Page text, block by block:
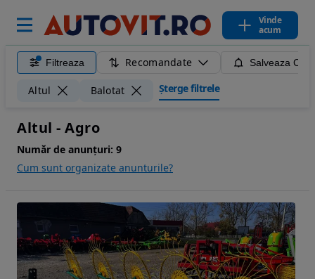
Vinde
acum
Filtreaza Recomandate Salveaza
Altul Balotat Șterge filtrele
Altul - Agro
Număr de anunțuri: 9
Cum sunt organizate anunturile?